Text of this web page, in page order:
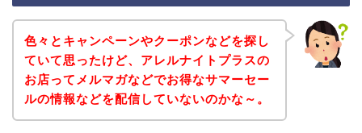
色々とキャンペーンやクーポンなどを探し
ていて思ったけど、アレルナイトプラスの
お店ってメルマガなどでお得なサマーセー
ルの情報などを配信していないのかな～。